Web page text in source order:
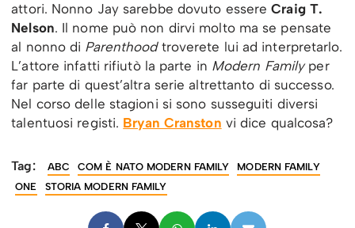
attori. Nonno Jay sarebbe dovuto essereCraig T.
Nelson. Il nome può non dirvi molto ma se pensate
al nonno di Parenthood troverete lui ad interpretarlo.
L’attore infatti rifiutò la parte in Modern Familyper
far parte di quest’altra serie altrettanto di successo.
Nel corso delle stagioni si sono susseguiti diversi
talentuosi registi. Bryan Cranston vi dice qualcosa?
Tag: ABC COM È NATO MODERN FAMILY
MODERN FAMILY
ONE
STORIA MODERN FAMILY